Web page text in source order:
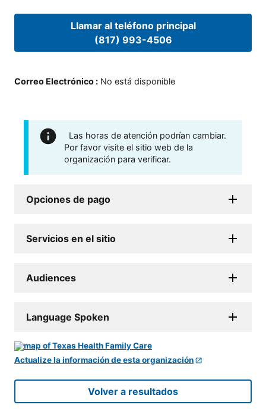
Llamar al teléfono principal
(817) 993-4506
Correo Electrónico : No está disponible
Las horas de atención podrían cambiar.
Por favor visite el sitio web de la
organización para verificar.
Opciones de pago
Servicios en el sitio
Audiences
Language Spoken
Actualize la información de esta organización
Volver a resultados